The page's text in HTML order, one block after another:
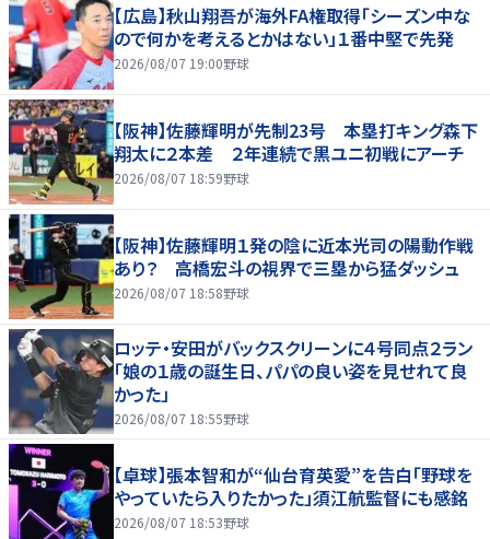
【広島】秋山翔吾が海外FA権取得「シーズン中な
ので何かを考えるとかはない」１番中堅で先発
2026/08/07 19:00野球
【阪神】佐藤輝明が先制23号 本塁打キング森下
翔太に２本差 ２年連続で黒ユニ初戦にアーチ
2026/08/07 18:59野球
【阪神】佐藤輝明１発の陰に近本光司の陽動作戦
あり？ 高橋宏斗の視界で三塁から猛ダッシュ
2026/08/07 18:58野球
ロッテ・安田がバックスクリーンに４号同点２ラン
「娘の１歳の誕生日、パパの良い姿を見せれて良
かった」
2026/08/07 18:55野球
【卓球】張本智和が“仙台育英愛”を告白「野球を
やっていたら入りたかった」須江航監督にも感銘
2026/08/07 18:53野球